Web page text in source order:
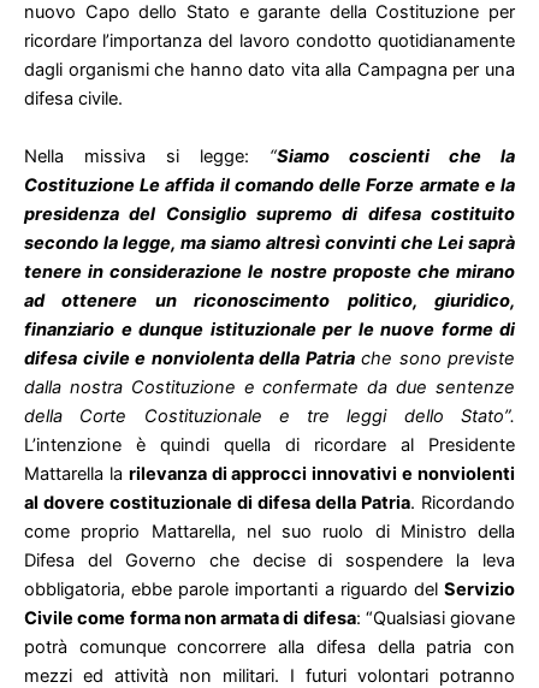
nuovo Capo dello Stato e garante della Costituzione per
ricordare l’importanza del lavoro condotto quotidianamente
dagli organismi che hanno dato vita alla Campagna per una
difesa civile.
Nella missiva si legge: “Siamo coscienti che la
Costituzione Le affida il comando delle Forze armate e la
presidenza del Consiglio supremo di difesa costituito
secondo la legge, ma siamo altresì convinti che Lei saprà
tenere in considerazione le nostre proposte che mirano
ad ottenere un riconoscimento politico, giuridico,
finanziario e dunque istituzionale per le nuove forme di
difesa civile e nonviolenta della Patriache sono previste
dalla nostra Costituzione e confermate da due sentenze
della Corte Costituzionale e tre leggi dello Stato”.
L’intenzione è quindi quella di ricordare al Presidente
Mattarella la rilevanza di approcci innovativi e nonviolenti
al dovere costituzionale di difesa della Patria. Ricordando
come proprio Mattarella, nel suo ruolo di Ministro della
Difesa del Governo che decise di sospendere la leva
obbligatoria, ebbe parole importanti a riguardo del Servizio
Civile come forma non armata di difesa: “Qualsiasi giovane
potrà comunque concorrere alla difesa della patria con
mezzi ed attività non militari. I futuri volontari potranno